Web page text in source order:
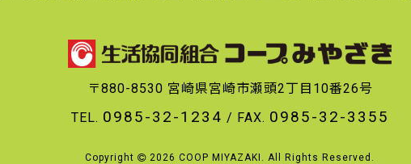
〒880-8530 宮崎県宮崎市瀬頭2丁目10番26号
TEL. 0985-32-1234 / FAX. 0985-32-3355
Copyright 2026 COOP MIYAZAKI. All Rights Reserved.